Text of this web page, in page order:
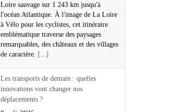
Loire sauvage sur 1 243 km jusqu'à
l'océan Atlantique. À l'image de La Loire
à Vélo pour les cyclistes, cet itinéraire
emblématique traverse des paysages
remarquables, des châteaux et des villages
de caractère.
[...]
Les transports de demain : quelles
innovations vont changer nos
déplacements ?